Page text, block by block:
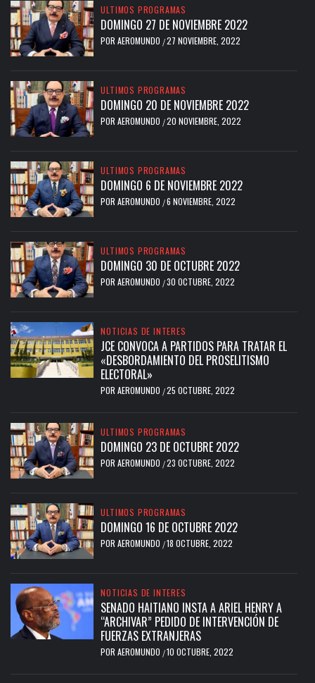
ULTIMOS PROGRAMAS
DOMINGO 27 DE NOVIEMBRE 2022
POR AEROMUNDO /27 NOVIEMBRE, 2022
ULTIMOS PROGRAMAS
DOMINGO 20 DE NOVIEMBRE 2022
POR AEROMUNDO /20 NOVIEMBRE, 2022
ULTIMOS PROGRAMAS
DOMINGO 6 DE NOVIEMBRE 2022
POR AEROMUNDO /6 NOVIEMBRE, 2022
ULTIMOS PROGRAMAS
DOMINGO 30 DE OCTUBRE 2022
POR AEROMUNDO /30 OCTUBRE, 2022
NOTICIAS DE INTERES
JCE CONVOCA A PARTIDOS PARA TRATAR EL
«DESBORDAMIENTO DEL PROSELITISMO
ELECTORAL»
POR AEROMUNDO /25 OCTUBRE, 2022
ULTIMOS PROGRAMAS
DOMINGO 23 DE OCTUBRE 2022
POR AEROMUNDO /23 OCTUBRE, 2022
ULTIMOS PROGRAMAS
DOMINGO 16 DE OCTUBRE 2022
POR AEROMUNDO /18 OCTUBRE, 2022
NOTICIAS DE INTERES
SENADO HAITIANO INSTA A ARIEL HENRY A
“ARCHIVAR” PEDIDO DE INTERVENCIÓN DE
FUERZAS EXTRANJERAS
POR AEROMUNDO /10 OCTUBRE, 2022